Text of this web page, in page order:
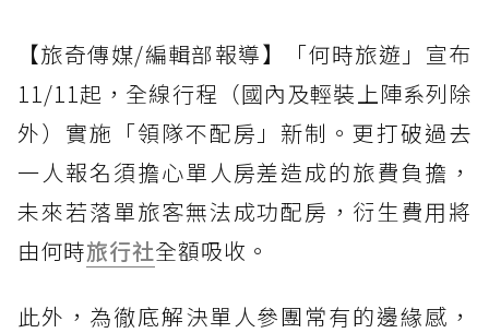
【旅奇傳媒/編輯部報導】「何時旅遊」宣布
11/11起，全線行程（國內及輕裝上陣系列除
外）實施「領隊不配房」新制。更打破過去
一人報名須擔心單人房差造成的旅費負擔，
未來若落單旅客無法成功配房，衍生費用將
由何時旅行社全額吸收。
此外，為徹底解決單人參團常有的邊緣感，